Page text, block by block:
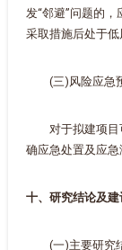
发“邻避”问题的
采取措施后处于低
(三)风险应急
对于拟建项
确应急处置及应急
十、研究结论及建
(一)主要研究